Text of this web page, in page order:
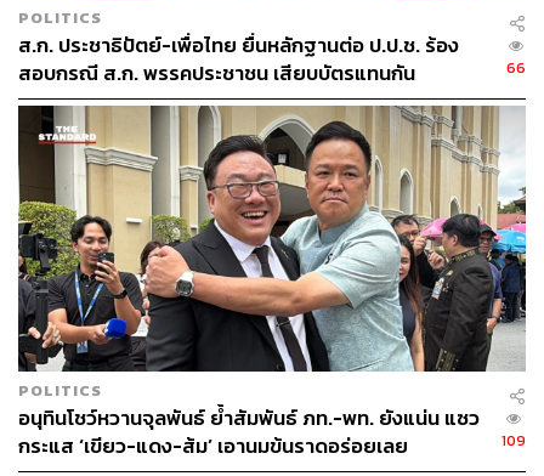
POLITICS
ส.ก. ประชาธิปัตย์-เพื่อไทย ยื่นหลักฐานต่อ ป.ป.ช. ร้อง
สอบกรณี ส.ก. พรรคประชาชน เสียบบัตรแทนกัน
66
POLITICS
อนุทินโชว์หวานจุลพันธ์ ย้ำสัมพันธ์ ภท.-พท. ยังแน่น แซว
กระแส ‘เขียว-แดง-ส้ม’ เอานมข้นราดอร่อยเลย
109